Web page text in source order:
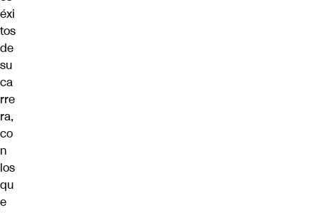
éxi
tos
de
su
ca
rre
ra,
co
n
los
qu
e